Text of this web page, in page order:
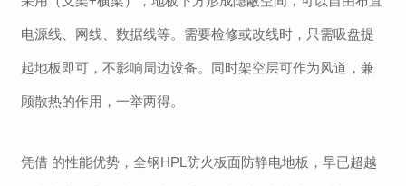
电源线、网线、数据线等。需要检修或改线时，只需吸盘提
起地板即可，不影响周边设备。 同时架空层可作为风道，兼
顾散热的作用，一举两得。
凭借 的性能优势，全钢HPL防火板面防静电地板，早已超越